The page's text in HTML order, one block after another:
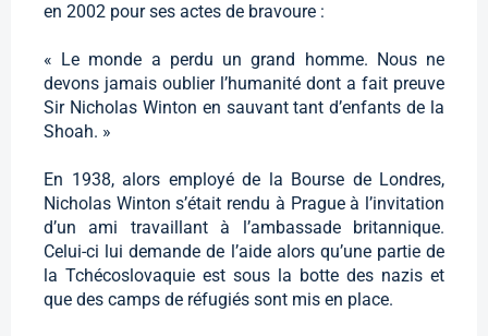
en 2002 pour ses actes de bravoure :
« Le monde a perdu un grand homme. Nous ne
devons jamais oublier l’humanité dont a fait preuve
Sir Nicholas Winton en sauvant tant d’enfants de la
Shoah. »
En 1938, alors employé de la Bourse de Londres,
Nicholas Winton s’était rendu à Prague à l’invitation
d’un ami travaillant à l’ambassade britannique.
Celui-ci lui demande de l’aide alors qu’une partie de
la Tchécoslovaquie est sous la botte des nazis et
que des camps de réfugiés sont mis en place.